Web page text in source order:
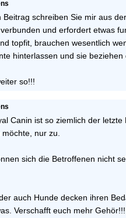
Beitrag schreiben Sie mir aus
und erfordert etwas
topfit, brauchen wesentlich
hinterlassen und sie
so!!!
Canin ist so ziemlich der
nur zu.
sich die Betroffenen nicht
auch Hunde decken ihren
Verschafft euch mehr Gehör!!!